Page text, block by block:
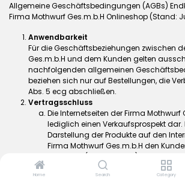
Home Search Category
Allgemeine Geschäftsbedingungen (AGBs)
Firma Mothwurf Ges.m.b.H Onlineshop (Stand:
Anwendbarkeit
Für die Geschäftsbeziehungen zwischen
Ges.m.b.H und dem Kunden gelten
nachfolgenden allgemeinen
beziehen sich nur auf Bestellungen, die
Abs. 5 ecg abschließen.
Vertragsschluss
Die Internetseiten der Firma Mothwurf
lediglich einen Verkaufsprospekt dar.
Darstellung der Produkte auf den
Firma Mothwurf Ges.m.b.H den
Angebote (Bestellungen) abzugeben.
übermittelte Bestellbestätigung führt